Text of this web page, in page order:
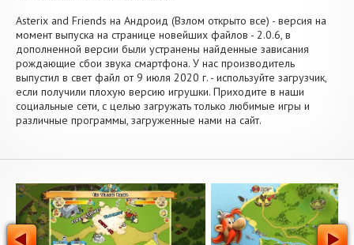
Asterix and Friends на Андроид (Взлом открыто все) - версия на
момент выпуска на странице новейших файлов - 2.0.6, в
дополненной версии были устранены найденные зависания
рождающие сбои звука смартфона. У нас производитель
выпустил в свет файл от 9 июля 2020 г. - используйте загрузчик,
если получили плохую версию игрушки. Приходите в наши
социальные сети, с целью загружать только любимые игры и
различные программы, загруженные нами на сайт.